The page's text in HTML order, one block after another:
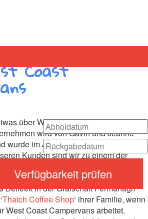
Verfügbarkeit prüfen
Coast
über West Coast Campervans
wird von Gavin und Jeanne
wurde im Jahr 2009 gegründet.
Kunden sind wir zu einem der
für Wohnmobile in
Belleek in der Grafschaft Fermanagh
Thatch Coffee Shop‘ ihrer Familie, wenn
West Coast Campervans arbeitet.